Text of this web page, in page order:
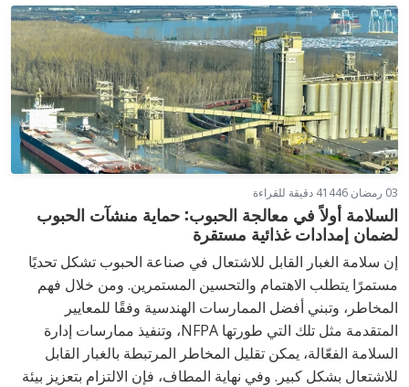
03 رمضان 1446 4 دقيقة للقراءة
السلامة أولاً في معالجة الحبوب: حماية منشآت الحبوب
لضمان إمدادات غذائية مستقرة
إن سلامة الغبار القابل للاشتعال في صناعة الحبوب تشكل تحديًا
مستمرًا يتطلب الاهتمام والتحسين المستمرين. ومن خلال فهم
المخاطر، وتبني أفضل الممارسات الهندسية وفقًا للمعايير
المتقدمة مثل تلك التي طورتها NFPA، وتنفيذ ممارسات إدارة
السلامة الفعّالة، يمكن تقليل المخاطر المرتبطة بالغبار القابل
للاشتعال بشكل كبير. وفي نهاية المطاف، فإن الالتزام بتعزيز بيئة